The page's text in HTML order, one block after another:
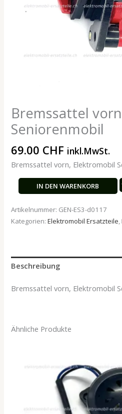
Bremssattel
Seniorenmobil
69.00 CHF inkl.MwSt.
Bremssattel vorn, Elektromobil
IN DEN WARENKORB
Artikelnummer: GEN-ES3-d0117
Kategorien:Elektromobil Ersatzteile,
Beschreibung
Bremssattel vorn, Elektromobil
Ähnliche Produkte